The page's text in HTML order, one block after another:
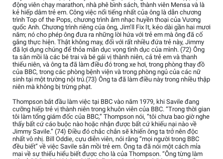
động viên chạy marathon, nhà phê bình sách, thành viên Mensa và là
kẻ hiếp dâm trẻ em. Công việc nổi tiếng nhất của ông là dẫn chương
trình Top of the Pops, chương trình âm nhạc huyền thoại của Vương
quốc Anh. Chương trình riêng của ông, Jim’ll Fix It, kéo dài gần hai mươi
năm; nó cho phép ông đưa ra những lời hứa với trẻ em mà ông đã cố
gắng thực hiện. Thật không may, đối với rất nhiều đứa trẻ này, Jimmy
đã lợi dụng chúng để thỏa mãn dục vọng tình dục của mình. (72) Ông
ta săn mồi là các bé trai và bé gái vị thành niên, cả trẻ em và thanh
thiếu niên, và ông ta đã làm điều đó trong xe hơi, trong phòng thay đồ
của BBC, trong các phòng bệnh viện và trong phòng ngủ của các nữ
sinh tại một trường nội trú.(73) Ông ta đã làm điều này trong nhiều thập
niên mà không bị trừng phạt.
Thompson bắt đầu làm việc tại BBC vào năm 1979, khi Savile đang
cưỡng hiếp trẻ vị thành niên trong khuôn viên của BBC. “Trong thời gian
tôi làm tổng giám đốc của BBC,” Thompson nói, “tôi chưa bao giờ nghe
thấy bất cứ cáo buộc nào hoặc nhận được bất cứ khiếu nại nào về
Jimmy Savile.” (74) Điều đó chắc chắn sẽ khiến ông ta trở nên độc
nhất vô nhị. Bill Oddie, cựu diễn viên, nói rằng “mọi người trong BBC
đều biết” về việc Savile săn mồi trẻ em. Ông ta đã nói một cách mỉa
mai về sự thiếu hiểu biết được cho là của Thompson. “Ông từng làm